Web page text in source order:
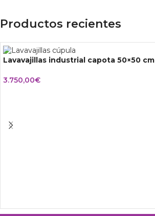
Productos recientes
Lavavajillas industrial capota 50×50 cm
3.750,00€